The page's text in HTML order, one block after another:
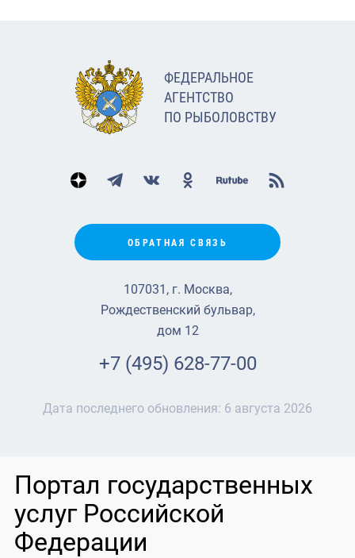
ФЕДЕРАЛЬНОЕ
АГЕНТСТВО
ПО РЫБОЛОВСТВУ
ОБРАТНАЯ СВЯЗЬ
107031, г. Москва,
Рождественский бульвар,
дом 12
+7 (495) 628-77-00
Дата последнего обновления: 6 августа 2026
Портал государственных
услуг Российской
Федерации